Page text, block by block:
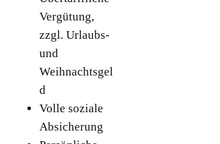
Vergütung,
zzgl. Urlaubs-
und
Weihnachtsgel
d
Volle soziale
Absicherung